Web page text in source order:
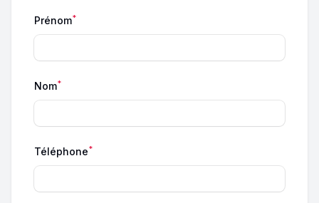
Prénom*
Nom*
Téléphone*